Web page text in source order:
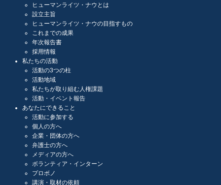
ヒューマンライツ・ナウとは
設立主旨
ヒューマンライツ・ナウの目指すもの
これまでの成果
年次報告書
採用情報
私たちの活動
活動の3つの柱
活動地域
私たちが取り組む人権課題
活動・イベント報告
あなたにできること
活動に参加する
個人の方へ
企業・団体の方へ
弁護士の方へ
メディアの方へ
ボランティア・インターン
プロボノ
講演・取材の依頼